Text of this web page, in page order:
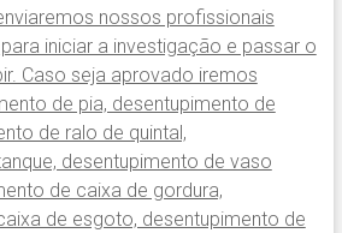
nossos profissionais
iniciar a investigação e passar o
Caso seja aprovado iremos
de pia, desentupimento de
de ralo de quintal,
desentupimento de vaso
de caixa de gordura,
de esgoto, desentupimento de